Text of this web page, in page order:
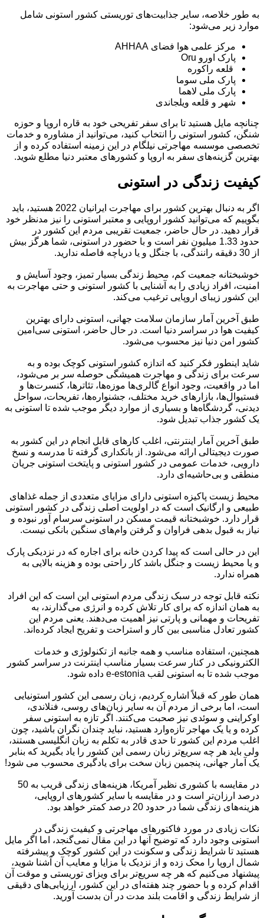
به طور خلاصه، سایر جذابیت‌های توریستی کشور استونی شامل
موارد زیر می‌شود:
مرکز علمی هوا فضای AHHAA
پارک اورو Oru
قلعه راکوره
پارک ملی سوما
پارک ملی لاهما
شهر و قلعه ویلجاندی
چنانچه مایل هستید تا برای سفر تفریحی خود به قاره اروپا و حوزه
شنگن، کشور استونی را انتخاب کنید، می‌توانید از مشاوره و خدمات
تخصصی موسسه مهاجرتی نیلگام در این زمینه استفاده کرده و از
بهترین گزینه‌های سفر به اروپا و کشورهای معتبر دنیا مطلع شوید.
کیفیت زندگی در استونی
اگر به دنبال بهترین کشور برای مهاجرت ایرانیان 2022 هستید، باید
بگوییم که می‌توانید کشور اروپایی و معتبر استونی را نیز مدنظر خود
قرار دهید. در حال حاضر، جمعیت تقریبی مردم این کشور در
حدود 1.33 میلیون نفر است و با حضور در استونی، شما هرگز بیش
از 30 دقیقه رانندگی، با جنگل و یا دریاچه فاصله ندارید.
خوشبختانه جمعیت کم، محیط زندگی بسیار تمیز، وجود آسایش و
امنیت، افراد زیادی را به آشنایی با کشور استونی و حتی مهاجرت به
این کشور زیبای اروپایی ترغیب می‌کند.
طبق آخرین آمار سازمان سلامت جهانی، استونی دارای بهترین
کیفیت هوا در سراسر دنیا است. در حال حاضر، استونی سی‌امین
کشور امن دنیا نیز محسوب می‌شود.
شاید اینطور فکر کنید که اندازه کشور استونی کوچک بوده و به
سرعت برای زندگی و مهاجرت همیشگی حوصله سر بر می‌شود،
اما در واقعیت، وجود انواع گالری‌ها موزه‌ها، تئاترها، کنسرت‌ها و
فستیوال‌ها، بازارهای خرید مختلف، جشنواره‌ها، تفریحات، سواحل
دیدنی، گردشگاه‌ها و بسیاری از موارد دیگر موجب شده تا استونی به
یک کشور جذاب تبدیل شود.
طبق آخرین آمار اینترنتی، اغلب کارهای قابل انجام در این کشور به
صورت دیجیتالی ارائه می‌شود. از بانکداری گرفته تا مدرسه و نسخ
دارویی، خدمات عمومی در کشور استونی و پایتخت استونی جریان
منطقی و بی‌حاشیه‌ای دارد.
محیط زیست پاکیزه استونی دارای مزایای متعددی از جمله غذاهای
طبیعی و ارگانیک است که در اولویت اصلی زندگی در کشور استونی
قرار دارد. خوشبختانه قیمت مسکن در استونی سرسام آور نبوده و
نیاز به قبول بدهی فراوان و گرفتن وام‌های سنگین بانکی نیست.
این در حالی است که پیدا کردن خانه برای اجاره که در نزدیکی پارک
و یا محیط زیست و جنگل باشد کار راحتی بوده و هزینه بالایی به
همراه ندارد.
نکته قابل توجه در سبک زندگی مردم استونی این است که این افراد
به همان اندازه که برای کار تلاش کرده و انرژی می‌گذارند، به
تفریحات و مهمانی و پارتی نیز اهمیت می‌دهند. یعنی مردم این
کشور تعادل مناسبی بین کار و استراحت و تفریح ایجاد کرده‌اند.
همچنین، استفاده مناسب و همه جانبه از تکنولوژی و خدمات
الکترونیکی در کنار سرعت بسیار مناسب اینترنت در سراسر کشور
موجب شده تا به استونی لقب e-estonia داده شود.
همان طور که قبلاً اشاره کردیم، زبان رسمی این کشور استونیایی
است، اما برخی از مردم آن به سایر زبان‌های روسی، فنلاندی،
اوکراینی و سوئدی نیز صحبت می‌کنند. اگر تازه به استونی سفر
کرده و یا یک مهاجر تازه‌وارد هستید، نباید چندان نگران باشید، چون
اغلب مردم این کشور تا حدی قادر به تکلم به زبان انگلیسی هستند،
ولی باید هر چه سریع‌تر زبان رسمی این کشور را یاد بگیرید که بنابر
یک آمار جهانی، پنجمین زبان سخت برای یادگیری محسوب می شود!
در مقایسه با کشوری نظیر آمریکا، هزینه‌های زندگی قریب به 50
درصد ارزان‌تر است و در مقایسه با سایر کشورهای اروپایی،
هزینه‌های زندگی شما در حدود 20 درصد کمتر خواهد بود.
نکات زیادی در مورد فاکتورهای مهاجرتی و کیفیت زندگی در
استونی وجود دارد که توضیح آنها در این مقال نمی‌گنجد، اما اگر مایل
هستید تا شرایط زندگی و سکونت در این کشور کوچک و پیشرفته
شمال اروپا را محک زده و از نزدیک با مزایا و معایب آن آشنا شوید،
پیشنهاد می‌کنیم که هر چه سریع‌تر برای ویزای توریستی و موقت آن
اقدام کرده و با حضور چند هفته‌ای در این کشور، ارزیابی‌های دقیقی
از شرایط زندگی و اقامت بلند مدت در آن بدست آورید.